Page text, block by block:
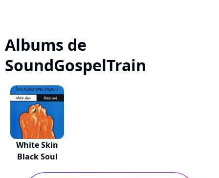
Albums de
SoundGospelTrain
White Skin
Black Soul